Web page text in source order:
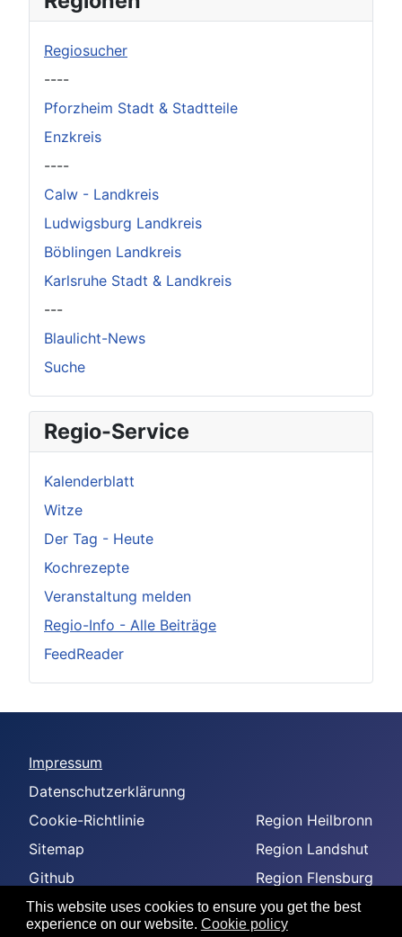
This website uses cookies to ensure you get the best
experience on our website. Cookie policy
Regiosucher
----
Pforzheim Stadt & Stadtteile
Enzkreis
----
Calw - Landkreis
Ludwigsburg Landkreis
Böblingen Landkreis
Karlsruhe Stadt & Landkreis
---
Blaulicht-News
Suche
Regio-Service
Kalenderblatt
Witze
Der Tag - Heute
Kochrezepte
Veranstaltung melden
Regio-Info - Alle Beiträge
FeedReader
Impressum
Datenschutzerklärunng
Cookie-Richtlinie
Sitemap
Github
-
Region Heilbronn
Region Landshut
Region Flensburg
Region Amberg